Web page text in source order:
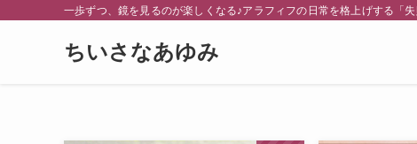
一歩ずつ、鏡を見るのが楽しくなる♪アラフィフの日常を格上げする「
ちいさなあゆみ